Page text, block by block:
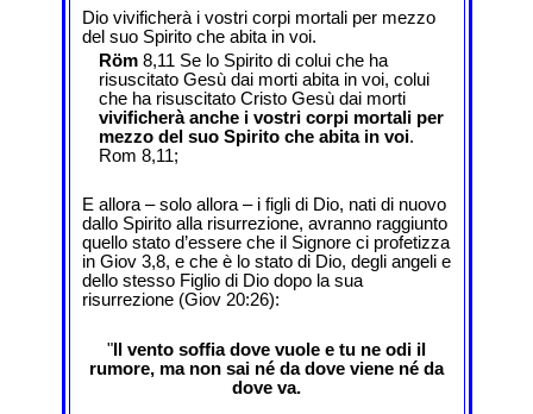
Dio vivificherà i vostri corpi mortali per mezzo
del suo Spirito che abita in voi.
Röm8,11 Se lo Spirito di colui che ha
risuscitato Gesù dai morti abita in voi, colui
che ha risuscitato Cristo Gesù dai morti
vivificherà anche i vostri corpi mortali per
mezzo del suo Spirito che abita in voi.
Rom 8,11;
E allora – solo allora – i figli di Dio, nati di nuovo
dallo Spirito alla risurrezione, avranno raggiunto
quello stato d’essere che il Signore ci profetizza
in Giov 3,8, e che è lo stato di Dio, degli angeli e
dello stesso Figlio di Dio dopo la sua
risurrezione (Giov 20:26):
"Il vento soffia dove vuole e tu ne odi il
rumore, ma non sai né da dove viene né da
dove va.